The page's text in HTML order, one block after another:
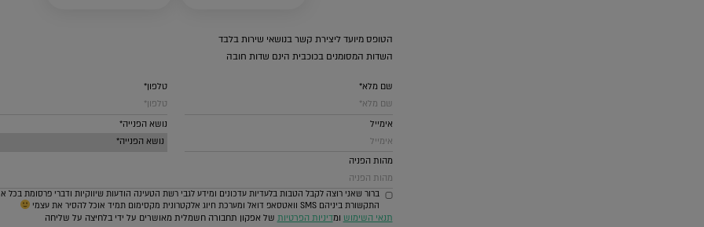
הטופס מיועד ליצירת קשר בנושאי שירות בלבד
השדות המסומנים בכוכבית הינם שדות חובה
שם מלא* טלפון*
אימייל נושא הפנייה*
מהות הפניה
ברור שאני רוצה לקבל הטבות בלעדיות עדכונים ומידע לגבי רשת הטעינה הודעות שיווקיות ודברי פרסומת בכל
התקשורת ביניהם SMS וואטסאפ דואל ומערכת חיוג אלקטרונית מקסימום תמיד אוכל להסיר את עצמי
תנאי השימוש ומדיניות הפרטיות של אפקון תחבורה חשמלית מאושרים על ידי בלחיצה על שליחה